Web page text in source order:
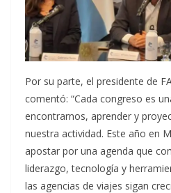
Por su parte, el presidente de
comentó: “Cada congreso es
encontrarnos, aprender y
nuestra actividad. Este año en
apostar por una agenda que
liderazgo, tecnología y
las agencias de viajes sigan